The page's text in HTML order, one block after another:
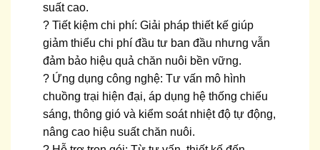
suất cao.
? Tiết kiệm chi phí: Giải pháp thiết kế giúp
giảm thiểu chi phí đầu tư ban đầu nhưng vẫn
đảm bảo hiệu quả chăn nuôi bền vững.
? Ứng dụng công nghệ: Tư vấn mô hình
chuồng trại hiện đại, áp dụng hệ thống chiếu
sáng, thông gió và kiểm soát nhiệt độ tự động,
nâng cao hiệu suất chăn nuôi.